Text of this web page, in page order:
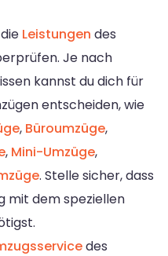
Leistungen des
Je nach
kannst du dich für
entscheiden, wie
, Büroumzüge,
, Mini-Umzüge,
. Stelle sicher, dass
mit dem speziellen
des